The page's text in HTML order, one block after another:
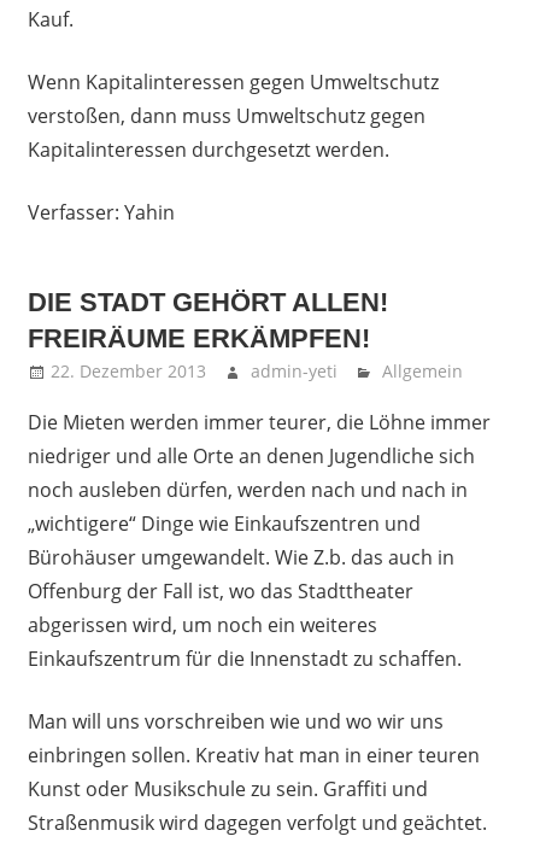
Kauf.
Wenn Kapitalinteressen gegen Umweltschutz
verstoßen, dann muss Umweltschutz gegen
Kapitalinteressen durchgesetzt werden.
Verfasser: Yahin
DIE STADT GEHÖRT ALLEN!
FREIRÄUME ERKÄMPFEN!
22. Dezember 2013 admin-yeti Allgemein
Die Mieten werden immer teurer, die Löhne immer
niedriger und alle Orte an denen Jugendliche sich
noch ausleben dürfen, werden nach und nach in
„wichtigere“ Dinge wie Einkaufszentren und
Bürohäuser umgewandelt. Wie Z.b. das auch in
Offenburg der Fall ist, wo das Stadttheater
abgerissen wird, um noch ein weiteres
Einkaufszentrum für die Innenstadt zu schaffen.
Man will uns vorschreiben wie und wo wir uns
einbringen sollen. Kreativ hat man in einer teuren
Kunst oder Musikschule zu sein. Graffiti und
Straßenmusik wird dagegen verfolgt und geächtet.